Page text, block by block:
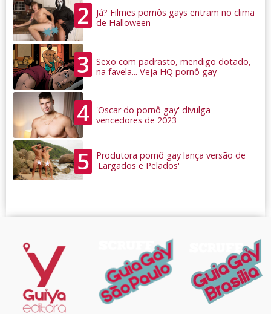
2
Já? Filmes pornôs gays entram no clima
de Halloween
3
Sexo com padrasto, mendigo dotado,
na favela... Veja HQ pornô gay
4
'Oscar do pornô gay' divulga
vencedores de 2023
5
Produtora pornô gay lança versão de
'Largados e Pelados'